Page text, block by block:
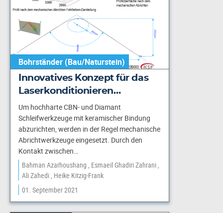
Bohrständer (Bau/Naturstein)
Innovatives Konzept für das
Laserkonditionieren…
Um hochharte CBN- und Diamant
Schleifwerkzeuge mit keramischer Bindung
abzurichten, werden in der Regel mechanische
Abrichtwerkzeuge eingesetzt. Durch den
Kontakt zwischen…
Bahman Azarhoushang Esmaeil Ghadiri Zahrani
Ali Zahedi Heike Kitzig-Frank
01. September 2021